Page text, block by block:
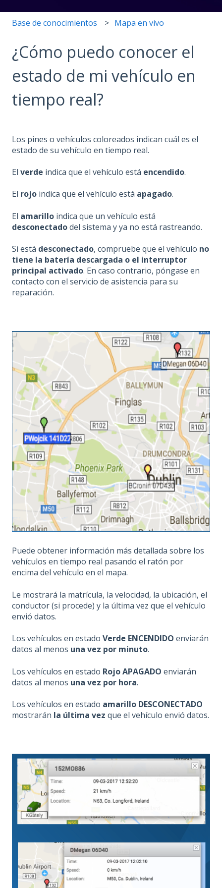
Base de conocimientos Mapa en vivo
¿Cómo puedo conocer el
estado de mi vehículo en
tiempo real?
Los pines o vehículos coloreados indican cuál es el
estado de su vehículo en tiempo real.
El verde indica que el vehículo está encendido.
El rojo indica que el vehículo está apagado.
El amarillo indica que un vehículo está
desconectadodel sistema y ya no está rastreando.
Si está desconectado, compruebe que el vehículo no
tiene la batería descargada o el interruptor
principal activado. En caso contrario, póngase en
contacto con el servicio de asistencia para su
reparación.
Puede obtener información más detallada sobre los
vehículos en tiempo real pasando el ratón por
encima del vehículo en el mapa.
Le mostrará la matrícula, la velocidad, la ubicación, el
conductor (si procede) y la última vez que el vehículo
envió datos.
Los vehículos en estado Verde ENCENDIDO enviarán
datos al menos una vez por minuto.
Los vehículos en estado Rojo APAGADO enviarán
datos al menos una vez por hora.
Los vehículos en estado amarillo DESCONECTADO
mostrarán la última vez que el vehículo envió datos.